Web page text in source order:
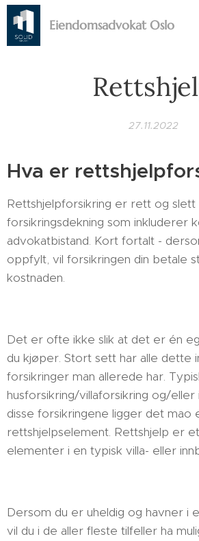
Eiendomsadvokat Oslo
27.11.2022
Hva er
Rettshjelpforsikring er rett og slett
forsikringsdekning som inkluderer
advokatbistand. Kort fortalt -
oppfylt, vil forsikringen din betale
kostnaden.
Det er ofte ikke slik at det er én
du kjøper. Stort sett har alle dette
forsikringer man allerede har.
husforsikring/villaforsikring og/eller
disse forsikringene ligger det mao
rettshjelpselement. Rettshjelp er
elementer i en typisk villa- eller
Dersom du er uheldig og havner i
vil du i de aller fleste tilfeller ha